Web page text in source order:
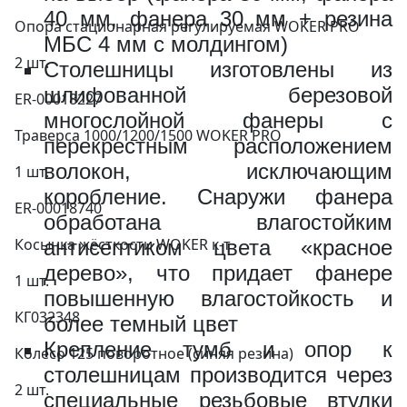
Рабочая панель 840х1000.2
ВxШxГ:
840 x 1000
Вес:
17.9 кг
18330 за шт.
Рабочая панель 840х1000.1
ВxШxГ:
840 x 1000
Вес:
12.1 кг
Опора стационарная регулируемая WOKER PRO
2 шт.
ER-00018227
Траверса 1000/1200/1500 WOKER PRO
1 шт.
ER-00018740
Косынка жёсткости WOKER к-т
1 шт.
КГ032348
Колесо 125 поворотное (синяя резина)
2 шт.
40 мм, фанера 30 мм + резина
МБС 4 мм с молдингом)
Столешницы изготовлены из
шлифованной березовой
многослойной фанеры с
перекрестным расположением
волокон, исключающим
коробление. Снаружи фанера
обработана влагостойким
антисептиком цвета «красное
дерево», что придает фанере
повышенную влагостойкость и
более темный цвет
Крепление тумб и опор к
столешницам производится через
специальные резьбовые втулки